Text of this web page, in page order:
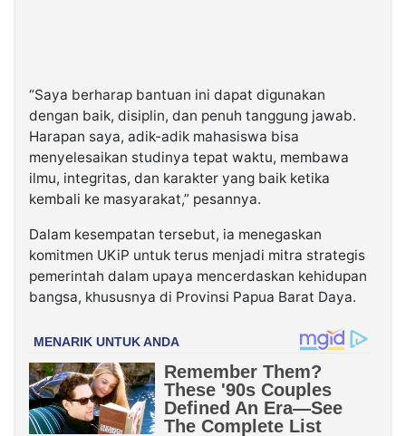
“Saya berharap bantuan ini dapat digunakan
dengan baik, disiplin, dan penuh tanggung jawab.
Harapan saya, adik-adik mahasiswa bisa
menyelesaikan studinya tepat waktu, membawa
ilmu, integritas, dan karakter yang baik ketika
kembali ke masyarakat,” pesannya.
Dalam kesempatan tersebut, ia menegaskan
komitmen UKiP untuk terus menjadi mitra strategis
pemerintah dalam upaya mencerdaskan kehidupan
bangsa, khususnya di Provinsi Papua Barat Daya.